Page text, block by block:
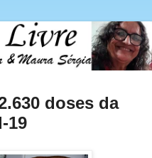
doses da
19